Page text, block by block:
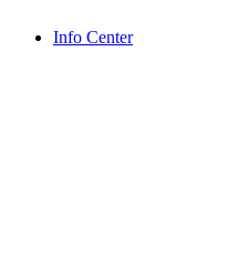
Info Center